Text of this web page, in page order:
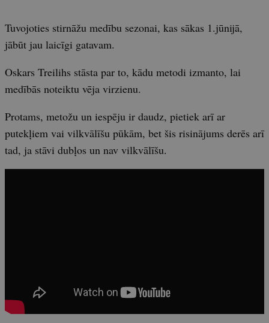
Tuvojoties stirnāžu medību sezonai, kas sākas 1.jūnijā,
jābūt jau laicīgi gatavam.
Oskars Treilihs stāsta par to, kādu metodi izmanto, lai
medībās noteiktu vēja virzienu.
Protams, metožu un iespēju ir daudz, pietiek arī ar
putekļiem vai vilkvālīšu pūkām, bet šis risinājums derēs arī
tad, ja stāvi dubļos un nav vilkvālīšu.